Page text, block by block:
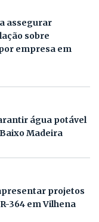
assegurar
sobre
empresa em
água potável
Madeira
projetos
364 em Vilhena